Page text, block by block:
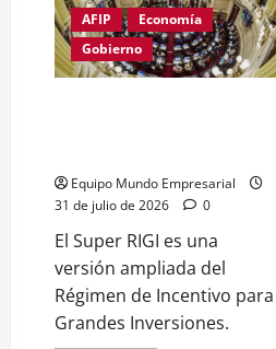
el
ajuste
de
Milei
carece
AFIP
Economía
Gobierno
Equipo Mundo Empresarial
31 de julio de 2026
0
El Super RIGI es una
versión ampliada del
Régimen de Incentivo para
Grandes Inversiones.